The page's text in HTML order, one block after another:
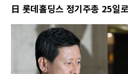
日 롯데홀딩스 정기주총 25일